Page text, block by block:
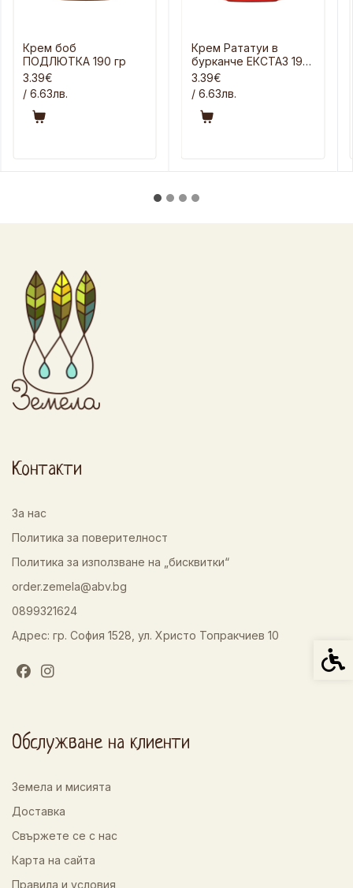
Крем боб
ПОДЛЮТКА 190 гр
3.39€
/ 6.63лв.
Крем Рататуи в
бурканче ЕКСТАЗ 190
гр
3.39€
/ 6.63лв.
Контакти
За нас
Политика за поверителност
Политика за използване на „бисквитки“
order.zemela@abv.bg
0899321624
Адрес: гр. София 1528, ул. Христо Топракчиев 10
Обслужване на клиенти
Земела и мисията
Доставка
Свържете се с нас
Карта на сайта
Правила и условия